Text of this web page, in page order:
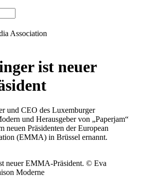
Association
ist neuer
und CEO des Luxemburger
und Herausgeber von „Paperjam“
neuen Präsidenten der European
(EMMA) in Brüssel ernannt.
neuer EMMA-Präsident. © Eva
Moderne